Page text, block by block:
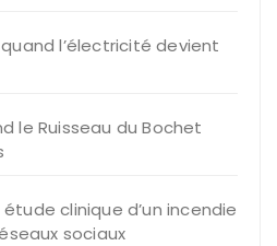
l’électricité devient
le Ruisseau du Bochet
clinique d’un incendie
sociaux